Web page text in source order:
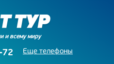
и всему миру
Еще телефоны
72